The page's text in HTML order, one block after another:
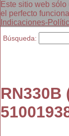
Este sitio web
el perfecto
Indicaciones-
RN330B
Búsqueda: